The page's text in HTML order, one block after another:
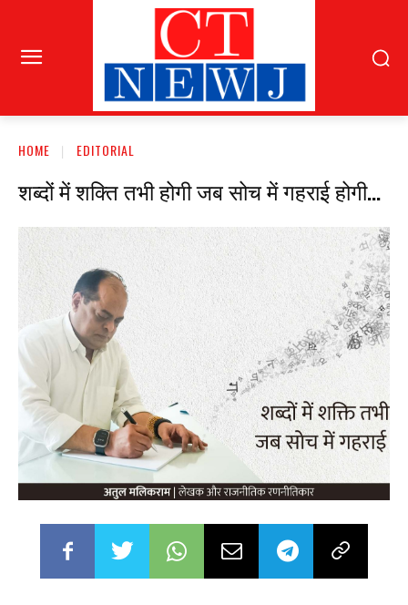
HOME EDITORIAL
शब्दों में शक्ति तभी होगी जब सोच में गहराई होगी…